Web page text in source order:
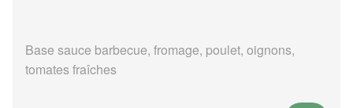
Base sauce barbecue, fromage, poulet, oignons,
tomates fraîches